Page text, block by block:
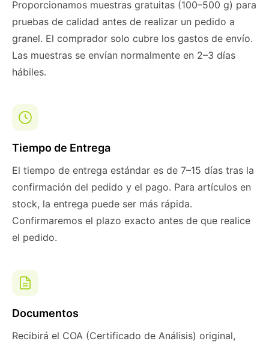
Proporcionamos muestras gratuitas (100–500 g) para
pruebas de calidad antes de realizar un pedido a
granel. El comprador solo cubre los gastos de envío.
Las muestras se envían normalmente en 2–3 días
hábiles.
Tiempo de Entrega
El tiempo de entrega estándar es de 7–15 días tras la
confirmación del pedido y el pago. Para artículos en
stock, la entrega puede ser más rápida.
Confirmaremos el plazo exacto antes de que realice
el pedido.
Documentos
Recibirá el COA (Certificado de Análisis) original,